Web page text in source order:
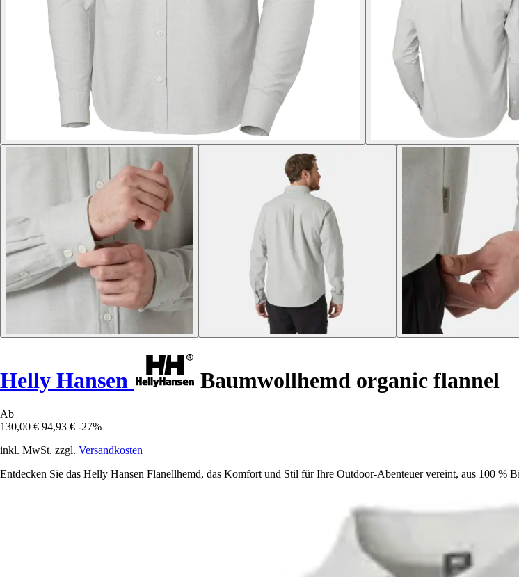
Helly Hansen Baumwollhemd organic flannel
Ab
130,00 € 94,93 € -27%
inkl. MwSt. zzgl. Versandkosten
Entdecken Sie das Helly Hansen Flanellhemd, das Komfort und Stil für Ihre Outdoor-Abenteuer vereint, aus 100 %